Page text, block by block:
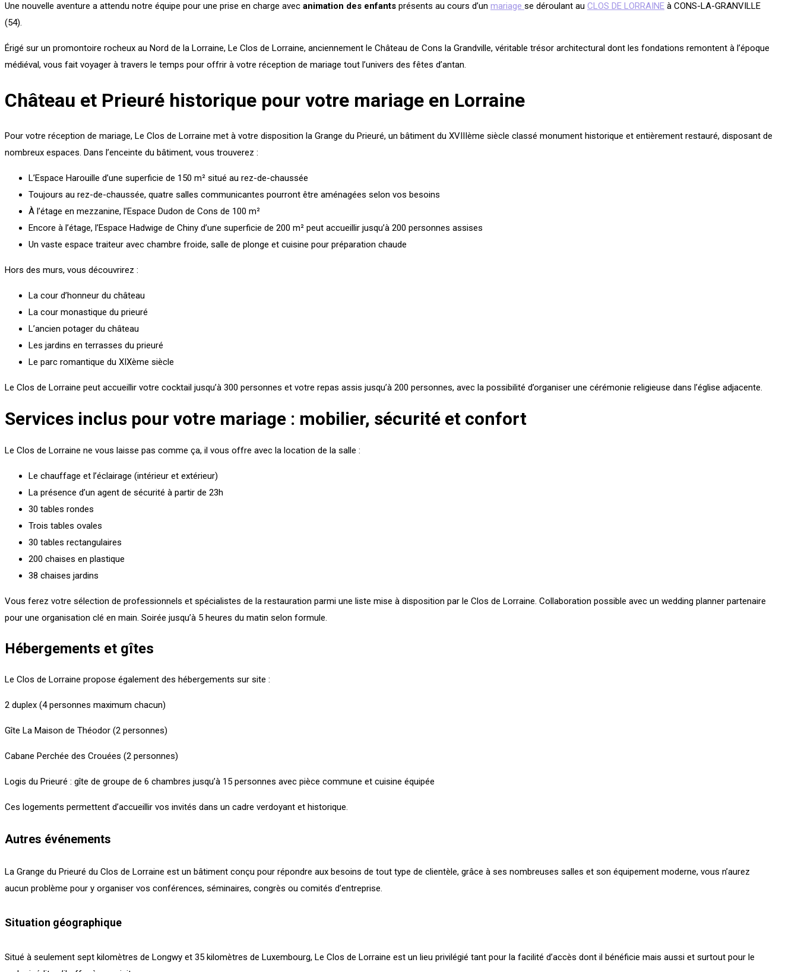
Une nouvelle aventure a attendu notre équipe pour une prise en charge avec animation des enfants présents au cours d’un mariage se déroulant au CLOS DE LORRAINE à CONS-LA-GRANVILLE
(54).
Érigé sur un promontoire rocheux au Nord de la Lorraine, Le Clos de Lorraine, anciennement le Château de Cons la Grandville, véritable trésor architectural dont les fondations remontent à l’époque
médiéval, vous fait voyager à travers le temps pour offrir à votre réception de mariage tout l’univers des fêtes d’antan.
Château et Prieuré historique pour votre mariage en Lorraine
Pour votre réception de mariage, Le Clos de Lorraine met à votre disposition la Grange du Prieuré, un bâtiment du XVIIIème siècle classé monument historique et entièrement restauré, disposant de
nombreux espaces. Dans l’enceinte du bâtiment, vous trouverez :
L’Espace Harouille d’une superficie de 150 m² situé au rez-de-chaussée
Toujours au rez-de-chaussée, quatre salles communicantes pourront être aménagées selon vos besoins
À l’étage en mezzanine, l’Espace Dudon de Cons de 100 m²
Encore à l’étage, l’Espace Hadwige de Chiny d’une superficie de 200 m² peut accueillir jusqu’à 200 personnes assises
Un vaste espace traiteur avec chambre froide, salle de plonge et cuisine pour préparation chaude
Hors des murs, vous découvrirez :
La cour d’honneur du château
La cour monastique du prieuré
L’ancien potager du château
Les jardins en terrasses du prieuré
Le parc romantique du XIXème siècle
Le Clos de Lorraine peut accueillir votre cocktail jusqu’à 300 personnes et votre repas assis jusqu’à 200 personnes, avec la possibilité d’organiser une cérémonie religieuse dans l’église adjacente.
Services inclus pour votre mariage : mobilier, sécurité et confort
Le Clos de Lorraine ne vous laisse pas comme ça, il vous offre avec la location de la salle :
Le chauffage et l’éclairage (intérieur et extérieur)
La présence d’un agent de sécurité à partir de 23h
30 tables rondes
Trois tables ovales
30 tables rectangulaires
200 chaises en plastique
38 chaises jardins
Vous ferez votre sélection de professionnels et spécialistes de la restauration parmi une liste mise à disposition par le Clos de Lorraine. Collaboration possible avec un wedding planner partenaire
pour une organisation clé en main. Soirée jusqu’à 5 heures du matin selon formule.
Hébergements et gîtes
Le Clos de Lorraine propose également des hébergements sur site :
2 duplex (4 personnes maximum chacun)
Gîte La Maison de Théodor (2 personnes)
Cabane Perchée des Crouées (2 personnes)
Logis du Prieuré : gîte de groupe de 6 chambres jusqu’à 15 personnes avec pièce commune et cuisine équipée
Ces logements permettent d’accueillir vos invités dans un cadre verdoyant et historique.
Autres événements
La Grange du Prieuré du Clos de Lorraine est un bâtiment conçu pour répondre aux besoins de tout type de clientèle, grâce à ses nombreuses salles et son équipement moderne, vous n’aurez
aucun problème pour y organiser vos conférences, séminaires, congrès ou comités d’entreprise.
Situation géographique
Situé à seulement sept kilomètres de Longwy et 35 kilomètres de Luxembourg, Le Clos de Lorraine est un lieu privilégié tant pour la facilité d’accès dont il bénéficie mais aussi et surtout pour le